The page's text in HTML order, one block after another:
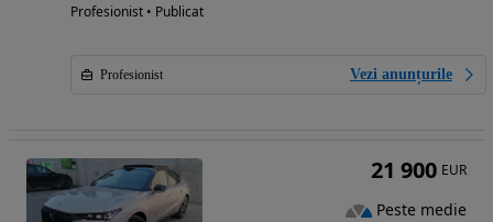
Profesionist • Publicat
Profesionist Vezi anunțurile
21 900 EUR
Peste medie